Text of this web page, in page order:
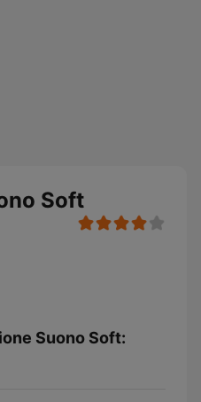
Soft
Suono Soft: